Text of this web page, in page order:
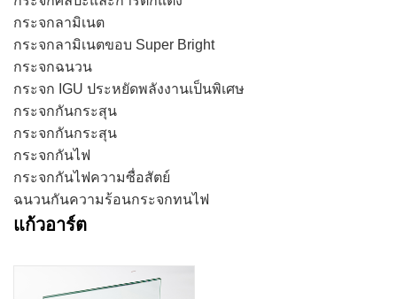
กระจกลามิเนต
กระจกลามิเนตขอบ Super Bright
กระจกฉนวน
กระจก IGU ประหยัดพลังงานเป็นพิเศษ
กระจกกันกระสุน
กระจกกันกระสุน
กระจกกันไฟ
กระจกกันไฟความซื่อสัตย์
ฉนวนกันความร้อนกระจกทนไฟ
แก้วอาร์ต